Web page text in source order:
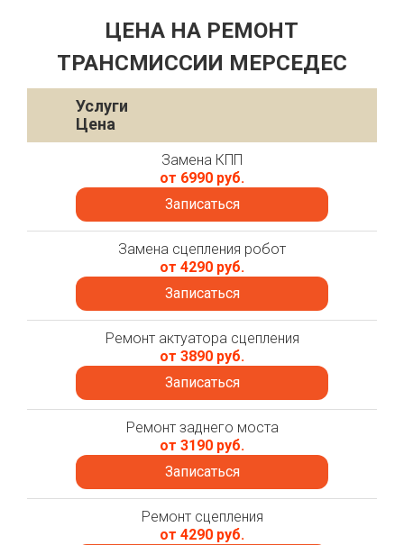
ЦЕНА НА РЕМОНТ
ТРАНСМИССИИ МЕРСЕДЕС
Услуги
Цена
Замена КПП
от 6990 руб.
Записаться
Замена сцепления робот
от 4290 руб.
Записаться
Ремонт актуатора сцепления
от 3890 руб.
Записаться
Ремонт заднего моста
от 3190 руб.
Записаться
Ремонт сцепления
от 4290 руб.